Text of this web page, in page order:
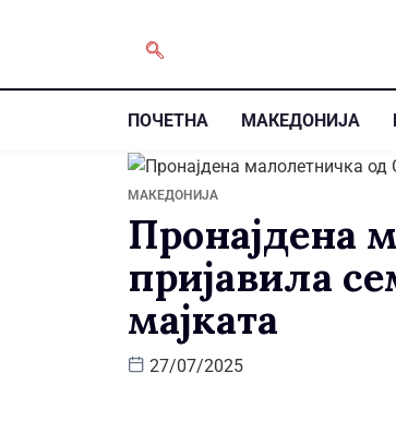
ПОЧЕТНА МАКЕДОНИЈА
МАКЕДОНИЈА
Пронајдена
пријавила
мајката
27/07/2025